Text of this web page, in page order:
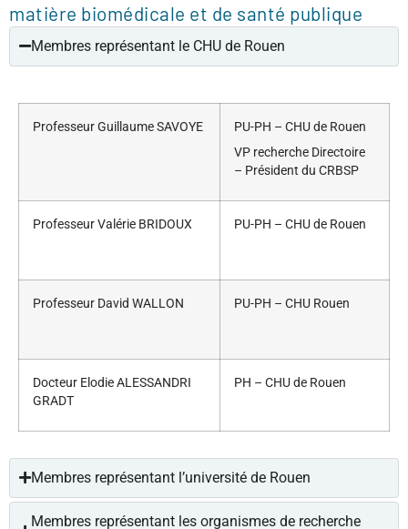
matière biomédicale et de santé publique
Membres représentant le CHU de Rouen
Professeur Guillaume SAVOYE
PU-PH – CHU de Rouen
VP recherche Directoire
– Président du CRBSP
Professeur Valérie BRIDOUX PU-PH – CHU de Rouen
Professeur David WALLON PU-PH – CHU Rouen
Docteur Elodie ALESSANDRI
GRADT
PH – CHU de Rouen
Membres représentant l’université de Rouen
Membres représentant les organismes de recherche